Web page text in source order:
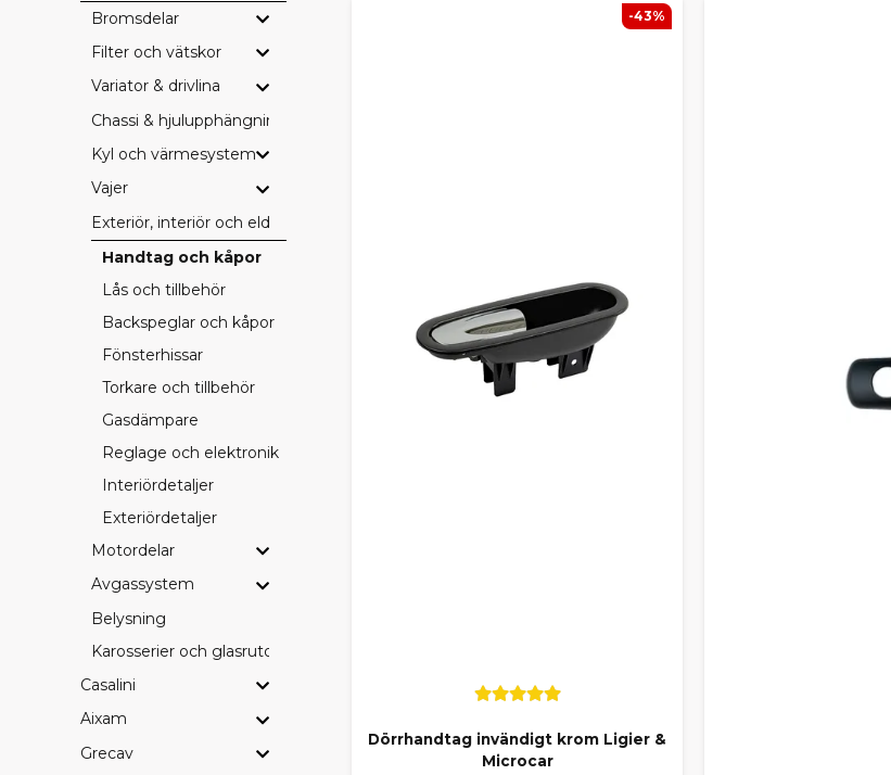
Bromsdelar
Filter och vätskor
Variator & drivlina
Chassi & hjulupphängning
Kyl och värmesystem
Vajer
Exteriör, interiör och eldetaljer
Handtag och kåpor
Lås och tillbehör
Backspeglar och kåpor
Fönsterhissar
Torkare och tillbehör
Gasdämpare
Reglage och elektronik
Interiördetaljer
Exteriördetaljer
Motordelar
Avgassystem
Belysning
Karosserier och glasrutor
Casalini
Aixam
Grecav
Dörrhandtag invändigt krom Ligier &
Microcar
-43%